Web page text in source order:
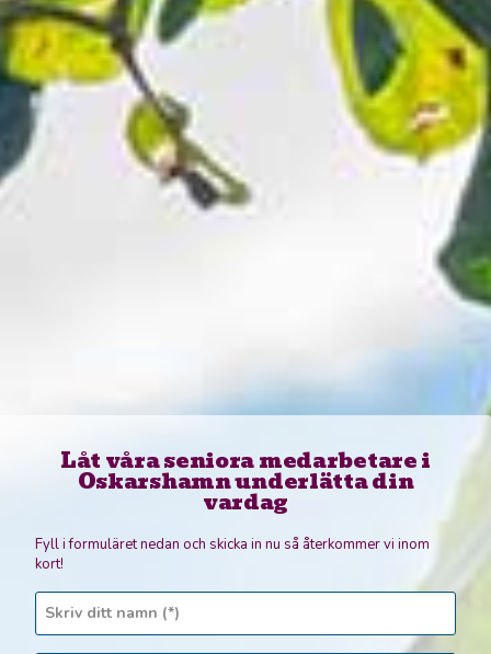
Låt våra seniora medarbetare i
Oskarshamn underlätta din
vardag
Fyll i formuläret nedan och skicka in nu så återkommer vi inom
kort!